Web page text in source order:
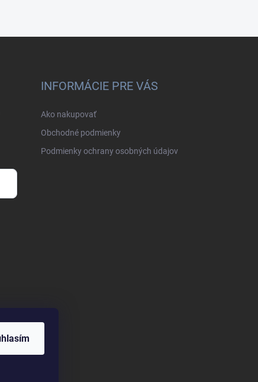
INFORMÁCIE PRE VÁS
Ako nakupovať
Obchodné podmienky
Podmienky ochrany osobných údajov